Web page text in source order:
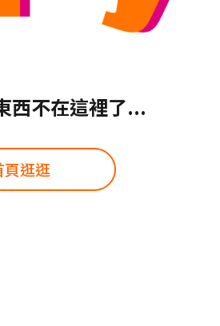
西不在這裡了...
頁逛逛